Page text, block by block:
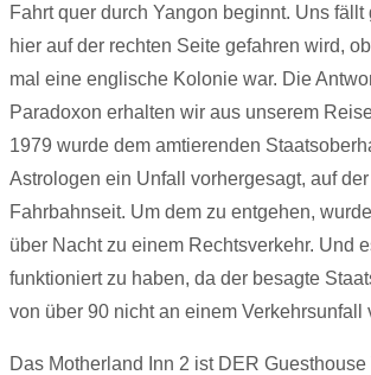
Fahrt quer durch Yangon beginnt. Uns
hier auf der rechten Seite gefahren wird,
mal eine englische Kolonie war. Die
Paradoxon erhalten wir aus unserem
1979 wurde dem amtierenden
Astrologen ein Unfall vorhergesagt, auf
Fahrbahnseit. Um dem zu entgehen,
über Nacht zu einem Rechtsverkehr. Und
funktioniert zu haben, da der besagte
von über 90 nicht an einem Verkehrsunfall
Das Motherland Inn 2 ist DER